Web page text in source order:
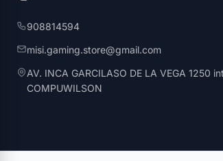
908814594
misi.gaming.store@gmail.com
AV. INCA GARCILASO DE LA VEGA 1250
COMPUWILSON